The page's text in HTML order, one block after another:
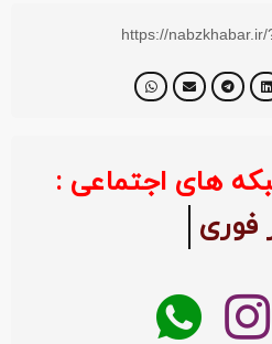
https://nabzkhabar.ir/
های اجتماعی :
فوری